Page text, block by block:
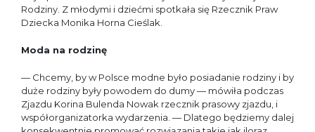
Rodziny. Z młodymi i dziećmi spotkała się Rzecznik Praw
Dziecka Monika Horna Cieślak.
Moda na rodzinę
— Chcemy, by w Polsce modne było posiadanie rodziny i by
duże rodziny były powodem do dumy — mówiła podczas
Zjazdu Korina Bulenda Nowak rzecznik prasowy zjazdu, i
współorganizatorka wydarzenia. — Dlatego będziemy dalej